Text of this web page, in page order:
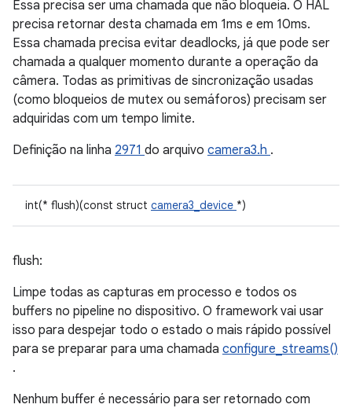
Essa precisa ser uma chamada que não bloqueia. O HAL
precisa retornar desta chamada em 1ms e em 10ms.
Essa chamada precisa evitar deadlocks, já que pode ser
chamada a qualquer momento durante a operação da
câmera. Todas as primitivas de sincronização usadas
(como bloqueios de mutex ou semáforos) precisam ser
adquiridas com um tempo limite.
Definição na linha 2971 do arquivo camera3.h .
int(* flush)(const struct camera3_device *)
flush:
Limpe todas as capturas em processo e todos os
buffers no pipeline no dispositivo. O framework vai usar
isso para despejar todo o estado o mais rápido possível
para se preparar para uma chamada configure_streams()
.
Nenhum buffer é necessário para ser retornado com